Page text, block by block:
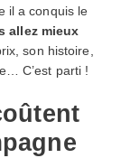
il a conquis le
allez mieux
son histoire,
C’est parti !